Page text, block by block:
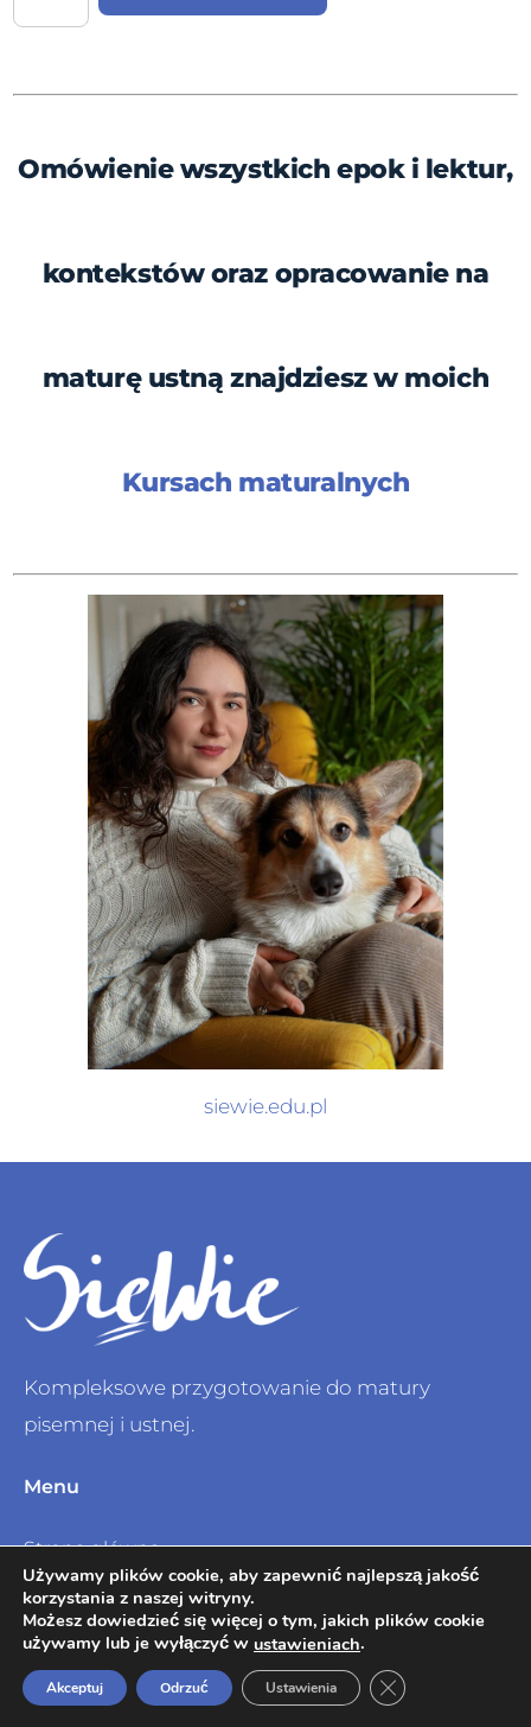
Omówienie wszystkich epok i lektur,
kontekstów oraz opracowanie na
maturę ustną znajdziesz w moich
Kursach maturalnych
siewie.edu.pl
Kompleksowe przygotowanie do matury
pisemnej i ustnej.
Menu
Strona główna
O mnie
Sklep
Pomoc
Używamy plików cookie, aby zapewnić najlepszą jakość
korzystania z naszej witryny.
Możesz dowiedzieć się więcej o tym, jakich plików cookie
używamy lub je wyłączyć w ustawieniach.
Akceptuj Odrzuć Ustawienia Zamknij panel